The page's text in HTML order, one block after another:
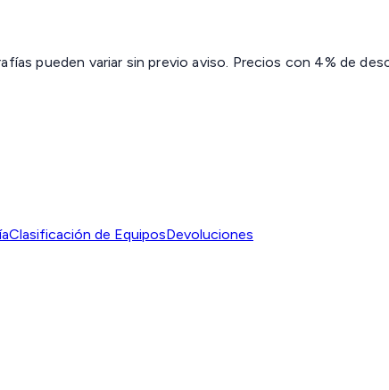
pueden variar sin previo aviso. Precios con 4% de
Clasificación de EquiposDevoluciones